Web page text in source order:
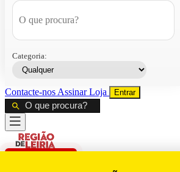
Categoria:
Contacte-nos AssinarLoja Entrar